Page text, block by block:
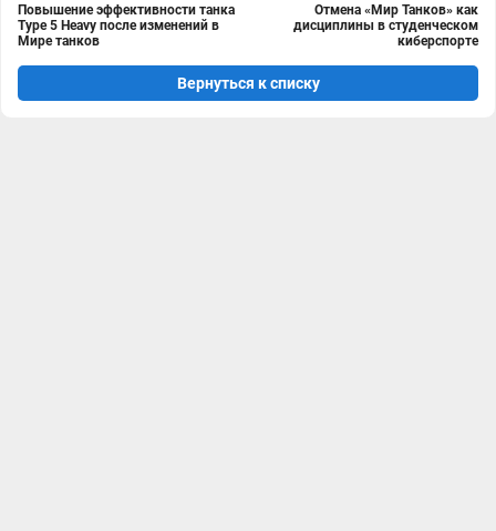
Повышение эффективности танка
Type 5 Heavy после изменений в
Мире танков
Отмена «Мир Танков» как
дисциплины в студенческом
киберспорте
Вернуться к списку